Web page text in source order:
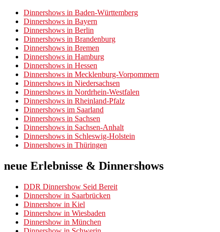
Dinnershows in Baden-Württemberg
Dinnershows in Bayern
Dinnershows in Berlin
Dinnershows in Brandenburg
Dinnershows in Bremen
Dinnershows in Hamburg
Dinnershows in Hessen
Dinnershows in Mecklenburg-Vorpommern
Dinnershows in Niedersachsen
Dinnershows in Nordrhein-Westfalen
Dinnershows in Rheinland-Pfalz
Dinnershows im Saarland
Dinnershows in Sachsen
Dinnershows in Sachsen-Anhalt
Dinnershows in Schleswig-Holstein
Dinnershows in Thüringen
neue Erlebnisse & Dinnershows
DDR Dinnershow Seid Bereit
Dinnershow in Saarbrücken
Dinnershow in Kiel
Dinnershow in Wiesbaden
Dinnershow in München